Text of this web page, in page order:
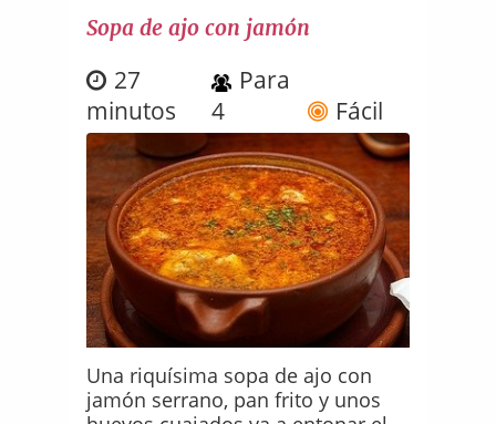
Sopa de ajo con jamón
27
minutos
Para
4
Fácil
Una riquísima sopa de ajo con
jamón serrano, pan frito y unos